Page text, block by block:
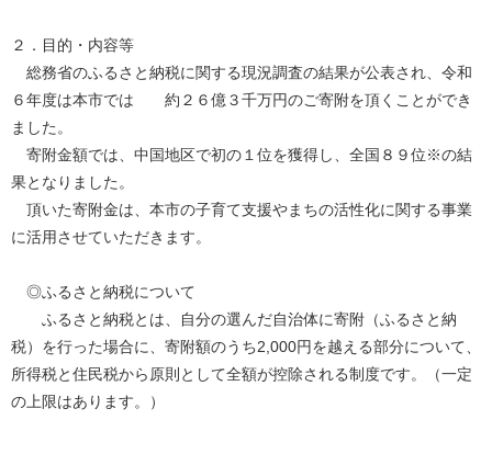
２．目的・内容等
総務省のふるさと納税に関する現況調査の結果が公表され、令和
６年度は本市では 約２６億３千万円のご寄附を頂くことができ
ました。
寄附金額では、中国地区で初の１位を獲得し、全国８９位※の結
果となりました。
頂いた寄附金は、本市の子育て支援やまちの活性化に関する事業
に活用させていただきます。
◎ふるさと納税について
ふるさと納税とは、自分の選んだ自治体に寄附（ふるさと納
税）を行った場合に、寄附額のうち2,000円を越える部分について、
所得税と住民税から原則として全額が控除される制度です。（一定
の上限はあります。）